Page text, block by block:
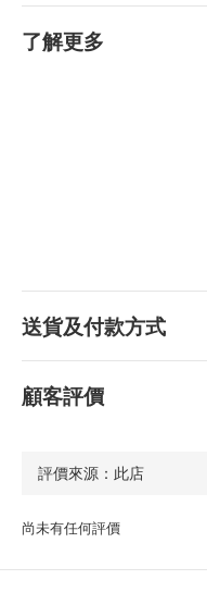
了解更多
送貨及付款方式
顧客評價
尚未有任何評價